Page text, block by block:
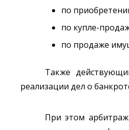
по
по купле-
по продаже
Также
реализации дел о
При этом